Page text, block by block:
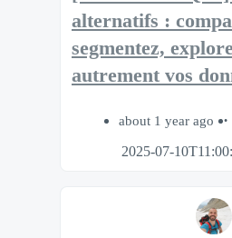
alternatifs :
segmentez,
autrement vos
about 1 year ago
2025-07-